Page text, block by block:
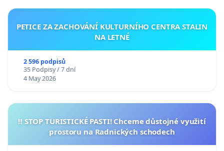
PETICE ZA ZACHOVÁNÍ KULTURNÍHO CENTRA STALIN
NA LETNÉ
2 596 podpisů
35 Podpisy / 7 dní
4 May 2026
‼️ STOP TURISTICKÉ PASTI! Chceme důstojné využití
prostoru na Radnických schodech